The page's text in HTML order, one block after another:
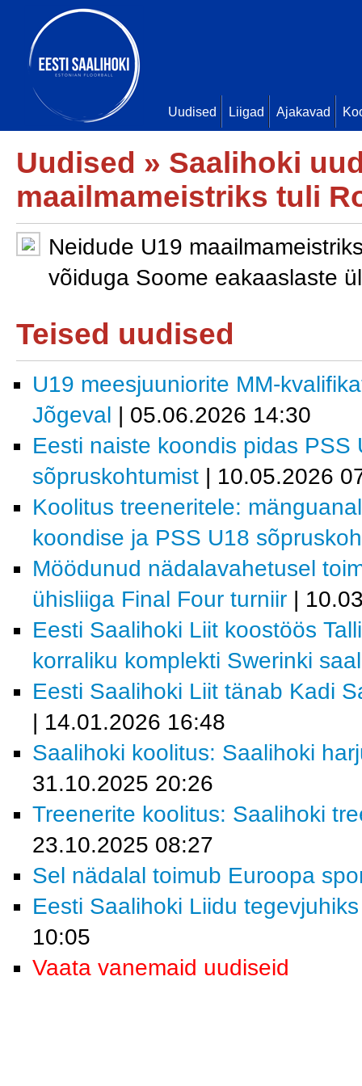
Uudised Liigad Ajakavad
Uudised » Saalihoki
maailmameistriks tuli
Neidude U19
võiduga Soome eakaaslaste
Teised uudised
U19 meesjuuniorite MM-
Jõgeval | 05.06.2026 14:30
Eesti naiste koondis pidas
sõpruskohtumist | 10.05.2026
Koolitus treeneritele:
koondise ja PSS U18
Möödunud nädalavahetusel
ühisliiga Final Four turniir |
Eesti Saalihoki Liit koostöös
korraliku komplekti Swerinki
Eesti Saalihoki Liit tänab Kadi
| 14.01.2026 16:48
Saalihoki koolitus: Saalihoki
31.10.2025 20:26
Treenerite koolitus: Saalihoki
23.10.2025 08:27
Sel nädalal toimub Euroopa
Eesti Saalihoki Liidu
10:05
Vaata vanemaid uudiseid